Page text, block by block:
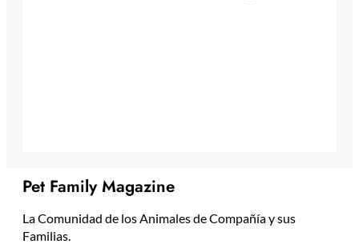
Pet Family Magazine
La Comunidad de los Animales de Compañía y sus
Familias.